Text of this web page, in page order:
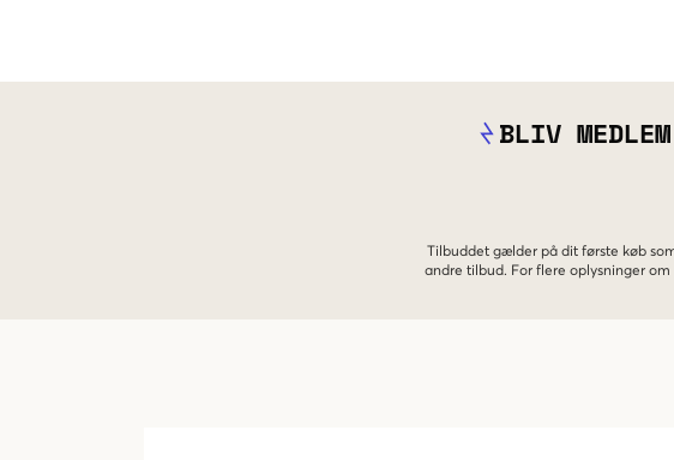
BLIV
Tilbuddet gælder på dit første køb
andre tilbud. For flere oplysninger